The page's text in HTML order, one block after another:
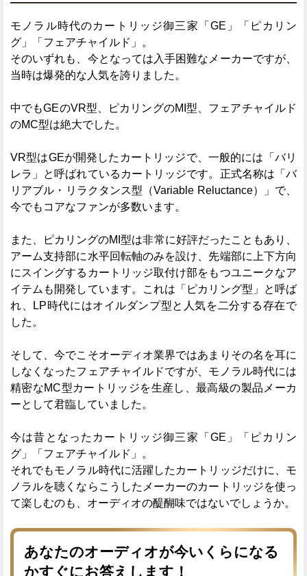
モノラル時代のカートリッジ御三家「GE」「ピカリン
グ」「フェアチャイルド」。
そのいずれも、今となっては入手困難なメーカーですが、
当時は爆発的な人気を誇りました。
中でもGEのVR型、ピカリングのMI型、フェアチャイルド
のMC型は絶大でした。
VR型はGEが開発したカートリッジで、一般的には「バリ
レラ」と呼ばれているカートリッジです。正式名称は「バ
リアブル・リラクタンス型（Variable Reluctance）」で、
今でもコアなファンが多数います。
また、ピカリングのMI型は非常に好評だったこともあり、
アーム支持部に水平回転軸のみを設け、先端部に上下方向
にスイングするカートリッジ取付け部をもつユニークなア
イテムも開発しています。これは「ピカリング型」と呼ば
れ、LP時代にはオイルダンプ型と人気を二分する存在で
した。
そして、今でこそオーディオ業界ではあまりその名を耳に
しなくなったフェアチャイルドですが、モノラル時代には
精密なMC型カートリッジを生産し、最高級の製品メーカ
ーとして君臨していました。
今は昔となったカートリッジ御三家「GE」「ピカリン
グ」「フェアチャイルド」。
それでもモノラル時代に活躍したカートリッジだけに、モ
ノラルを聴くならこうしたメーカーのカートリッジを使っ
て楽しむのも、オーディオの醍醐味ではないでしょうか。
あなたのオーディオが今いくらになる
かすぐにお答えします！